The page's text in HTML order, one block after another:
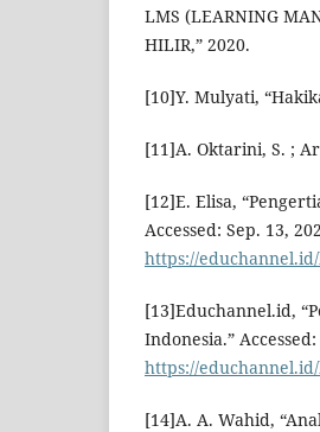
LMS (LEARNING
HILIR,” 2020.
[10]Y. Mulyati,
[11]A. Oktarini, S. ;
[12]E. Elisa,
Accessed: Sep. 13,
https://
[13]Educhannel.id,
Indonesia.”
https://
[14]A. A. Wahid,